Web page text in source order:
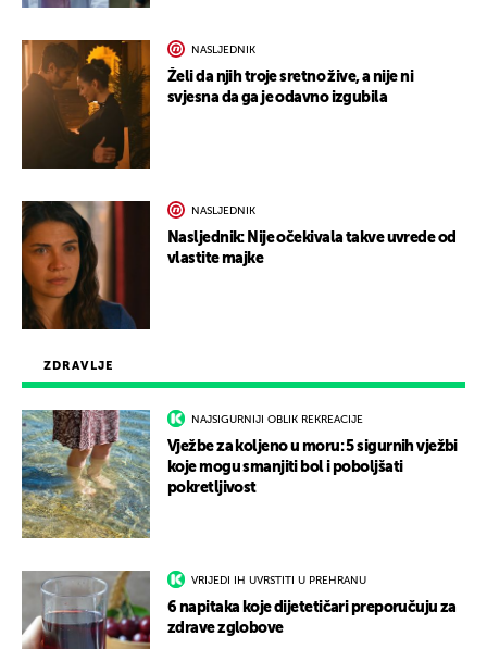
ZDRAVLJE
NAJSIGURNIJI OBLIK REKREACIJE
Vježbe za koljeno u moru: 5 sigurnih vježbi
koje mogu smanjiti bol i poboljšati
pokretljivost
VRIJEDI IH UVRSTITI U PREHRANU
6 napitaka koje dijetetičari preporučuju za
zdrave zglobove
NASLJEDNIK
Želi da njih troje sretno žive, a nije ni
svjesna da ga je odavno izgubila
NASLJEDNIK
Nasljednik: Nije očekivala takve uvrede od
vlastite majke